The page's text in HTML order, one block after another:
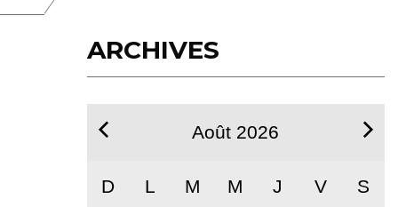
ARCHIVES
OCTOBRE NOVEMBRE
Août 2026
D L M M J V S